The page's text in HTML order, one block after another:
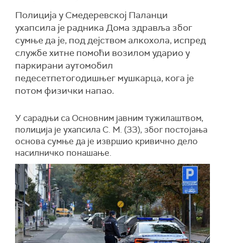
Полиција у Смедеревској Паланци
ухапсила је радника Дома здравља због
сумње да је, под дејством алкохола, испред
службе хитне помоћи возилом ударио у
паркирани аутомобил
педесетпетогодишњег мушкарца, кога је
потом физички напао.
У сарадњи са Основним јавним тужилаштвом,
полиција је ухапсила С. М. (33), због постојања
основа сумње да је извршио кривично дело
насилничко понашање.